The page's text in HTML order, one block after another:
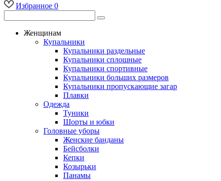
Избранное 0
Женщинам
Купальники
Купальники раздельные
Купальники сплошные
Купальники спортивные
Купальники больших размеров
Купальники пропускающие загар
Плавки
Одежда
Туники
Шорты и юбки
Головные уборы
Женские банданы
Бейсболки
Кепки
Козырьки
Панамы